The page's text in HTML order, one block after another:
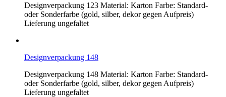
Designverpackung 123 Material: Karton Farbe: Standard-
oder Sonderfarbe (gold, silber, dekor gegen Aufpreis)
Lieferung ungefaltet
Designverpackung 148
Designverpackung 148 Material: Karton Farbe: Standard-
oder Sonderfarbe (gold, silber, dekor gegen Aufpreis)
Lieferung ungefaltet